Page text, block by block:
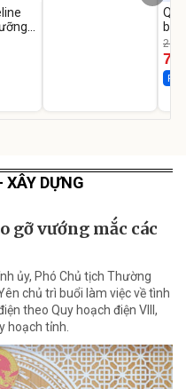
7
bàn
XÂY DỰNG
gỡ vướng mắc các
ủy, Phó Chủ tịch Thường
chủ trì buổi làm việc về tình
theo Quy hoạch điện VIII,
hoạch tỉnh.